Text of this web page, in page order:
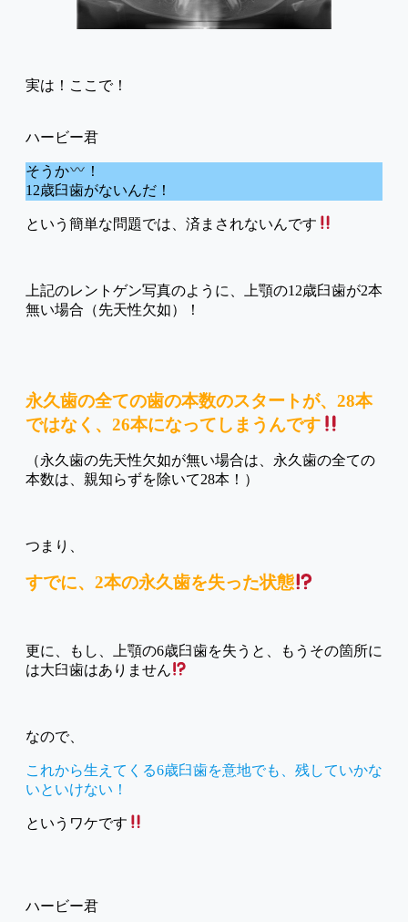
実は！ここで！
そうか
！
12歳臼歯がないんだ！
という簡単な問題では、済まされないんです
上記のレントゲン写真のように、上顎の12歳臼歯が2本
無い場合（先天性欠如）！
永久歯の全ての歯の本数のスタートが、28本
ではなく、26本になってしまうんです
（永久歯の先天性欠如が無い場合は、永久歯の全ての
本数は、親知らずを除いて28本！）
つまり、
すでに、2本の永久歯を失った状態
更に、もし、上顎の6歳臼歯を失うと、もうその箇所に
は大臼歯はありません
なので、
これから生えてくる6歳臼歯を意地でも、残していかな
いといけない！
というワケです